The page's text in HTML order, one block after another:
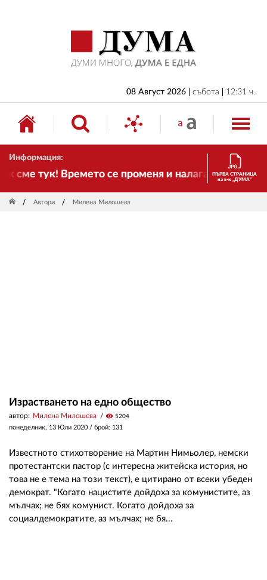
08 Август 2026 събота 12:31 ч.
Информация:
сме тук! Времето се променя и налага
ПЪРВА СТРАНИЦА
на в-к „ДУМА“
Автори Милена Милошева
Израстването на едно общество
автор: Милена Милошева visibility 5204
понеделник, 13 Юли 2020 / брой: 131
Известното стихотворение на Мартин Нимьолер, немски
протестантски пастор (с интересна житейска история, но
това не е тема на този текст), е цитирано от всеки убеден
демократ. "Когато нацистите дойдоха за комунистите, аз
мълчах; не бях комунист. Когато дойдоха за
социалдемократите, аз мълчах; не бя...
БЪЛГАРИЯ
ИКОНОМИКА
ИЗБОРИ
СВЯТ
АБОНАМЕНТ
ПОЛИТИКА ЗА БИСКВИТКИТЕ
ПОЛИТИКАТА ЗА
ПОВЕРИТЕЛНОСТ